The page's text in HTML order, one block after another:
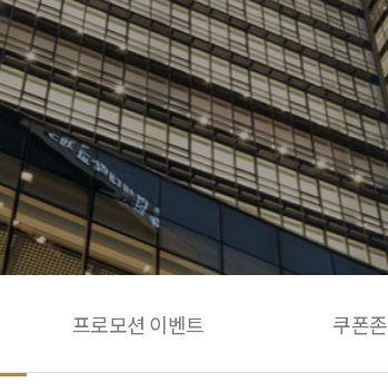
프로모션 이벤트 쿠폰존